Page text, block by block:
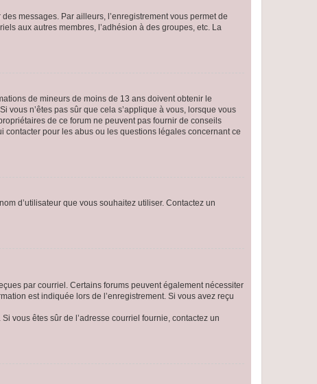
messages. Par ailleurs, l’enregistrement vous permet de
aux autres membres, l’adhésion à des groupes, etc. La
de mineurs de moins de 13 ans doivent obtenir le
vous n’êtes pas sûr que cela s’applique à vous, lorsque vous
de ce forum ne peuvent pas fournir de conseils
pour les abus ou les questions légales concernant ce
d’utilisateur que vous souhaitez utiliser. Contactez un
par courriel. Certains forums peuvent également nécessiter
est indiquée lors de l’enregistrement. Si vous avez reçu
vous êtes sûr de l’adresse courriel fournie, contactez un